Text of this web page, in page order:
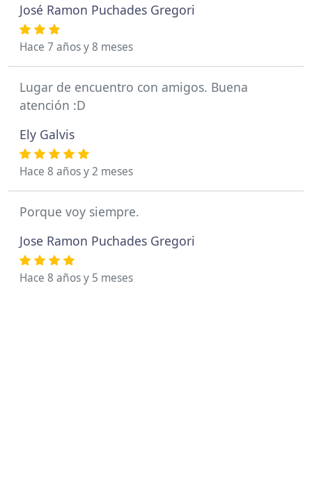
José Ramon Puchades Gregori
Hace 7 años y 8 meses
Lugar de encuentro con amigos. Buena
atención :D
Ely Galvis
Hace 8 años y 2 meses
Porque voy siempre.
Jose Ramon Puchades Gregori
Hace 8 años y 5 meses